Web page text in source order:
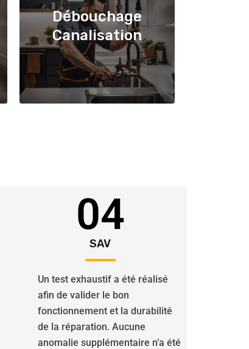
Débouchage
Canalisation
04
SAV
Un test exhaustif a été réalisé
afin de valider le bon
fonctionnement et la durabilité
de la réparation. Aucune
anomalie supplémentaire n’a été